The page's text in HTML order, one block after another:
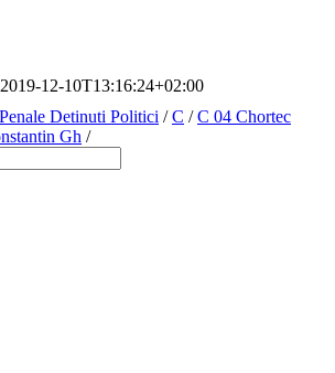
2019-12-10T13:16:24+02:00
Detinuti Politici /C /C 04 Chortec
Gh /